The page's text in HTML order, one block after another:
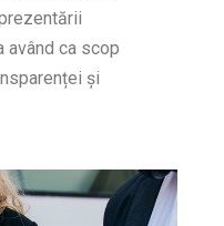
având ca scop
și